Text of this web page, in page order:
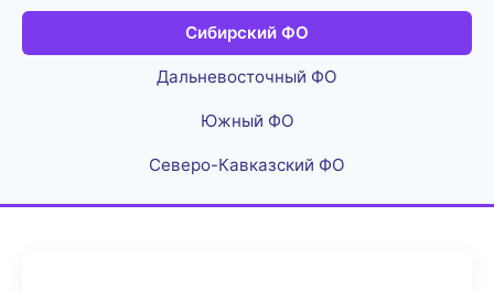
Сибирский ФО
Дальневосточный ФО
Южный ФО
Северо-Кавказский ФО